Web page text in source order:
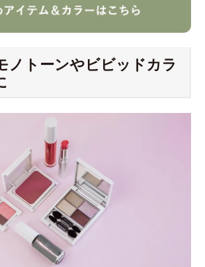
ノトーンやビビッドカラ